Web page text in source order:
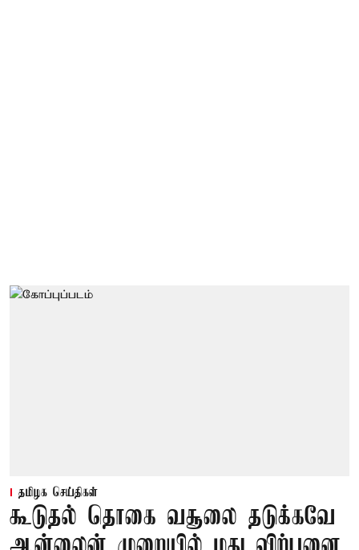
தமிழக செய்திகள்
கூடுதல் தொகை வசூலை தடுக்கவே